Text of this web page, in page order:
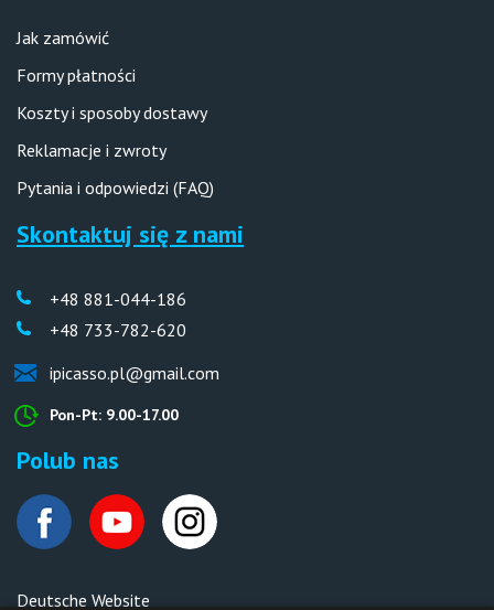
Jak zamówić
Formy płatności
Koszty i sposoby dostawy
Reklamacje i zwroty
Pytania i odpowiedzi (FAQ)
Skontaktuj się z nami
+48 881-044-186
+48 733-782-620
ipicasso.pl@gmail.com
Pon-Pt: 9.00-17.00
Polub nas
Deutsche Website